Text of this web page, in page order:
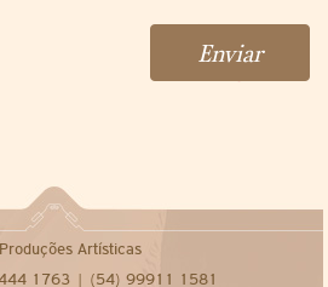
Artísticas
1763 | (54) 99911 1581